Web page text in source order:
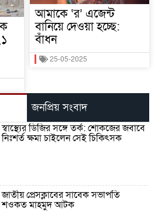
আমাকে ‘র’ এজেন্ট
বানিয়ে দেওয়া হচ্ছে:
বাঁধন
25-05-2025
জনপ্রিয় সংবাদ
স্বাস্থ্যের ডিজির সঙ্গে তর্ক: শোকজের জবাবে
নিঃশর্ত ক্ষমা চাইলেন সেই চিকিৎসক
জাতীয় প্রেসক্লাবের সাবেক সভাপতি
শওকত মাহমুদ আটক